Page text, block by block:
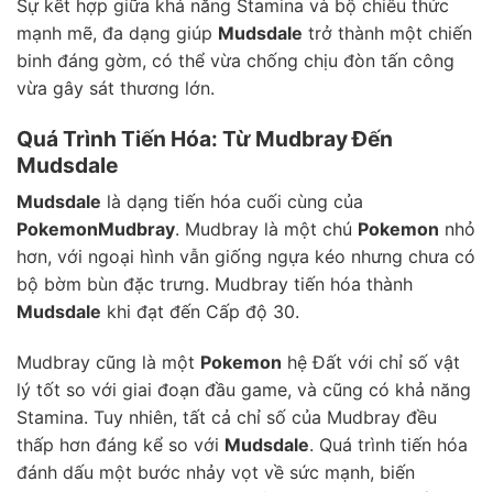
Sự kết hợp giữa khả năng Stamina và bộ chiêu thức
mạnh mẽ, đa dạng giúp Mudsdale trở thành một chiến
binh đáng gờm, có thể vừa chống chịu đòn tấn công
vừa gây sát thương lớn.
Quá Trình Tiến Hóa: Từ Mudbray Đến
Mudsdale
Mudsdale là dạng tiến hóa cuối cùng của
PokemonMudbray. Mudbray là một chú Pokemon nhỏ
hơn, với ngoại hình vẫn giống ngựa kéo nhưng chưa có
bộ bờm bùn đặc trưng. Mudbray tiến hóa thành
Mudsdale khi đạt đến Cấp độ 30.
Mudbray cũng là một Pokemon hệ Đất với chỉ số vật
lý tốt so với giai đoạn đầu game, và cũng có khả năng
Stamina. Tuy nhiên, tất cả chỉ số của Mudbray đều
thấp hơn đáng kể so với Mudsdale. Quá trình tiến hóa
đánh dấu một bước nhảy vọt về sức mạnh, biến